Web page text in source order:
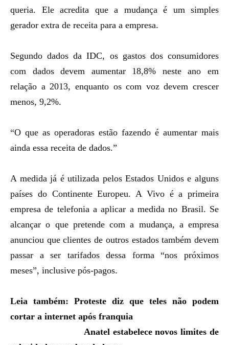
queria. Ele acredita que a mudança é um simples
gerador extra de receita para a empresa.
Segundo dados da IDC, os gastos dos consumidores
com dados devem aumentar 18,8% neste ano em
relação a 2013, enquanto os com voz devem crescer
menos, 9,2%.
“O que as operadoras estão fazendo é aumentar mais
ainda essa receita de dados.”
A medida já é utilizada pelos Estados Unidos e alguns
países do Continente Europeu. A Vivo é a primeira
empresa de telefonia a aplicar a medida no Brasil. Se
alcançar o que pretende com a mudança, a empresa
anunciou que clientes de outros estados também devem
passar a ser tarifados dessa forma “nos próximos
meses”, inclusive pós-pagos.
Leia também: Proteste diz que teles não podem
cortar a internet após franquia
Anatel estabelece novos limites de